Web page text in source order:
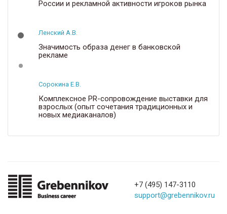
России и рекламной активности игроков рынка
Ленский А.В.
Значимость образа денег в банковской
рекламе
Сорокина Е.В.
Комплексное PR-сопровождение выставки для
взрослых (опыт сочетания традиционных и
новых медиаканалов)
+7 (495) 147-3110
support@grebennikov.ru